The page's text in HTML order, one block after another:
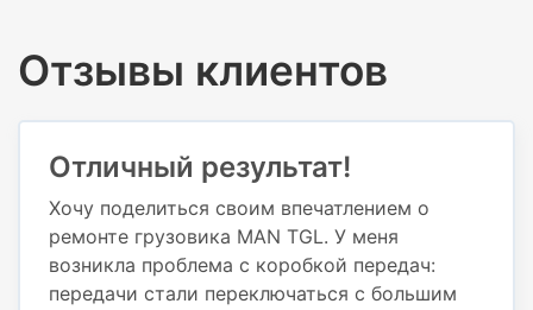
Отзывы клиентов
Отличный результат!
Хочу поделиться своим впечатлением о
ремонте грузовика MAN TGL. У меня
возникла проблема с коробкой передач:
передачи стали переключаться с большим